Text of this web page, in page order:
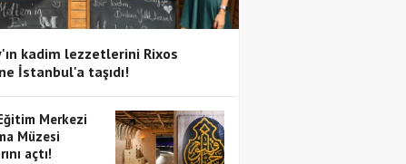
kadim lezzetlerini Rixos
İstanbul'a taşıdı!
Merkezi
Müzesi
açtı!